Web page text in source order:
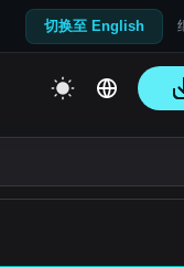
切换至 English